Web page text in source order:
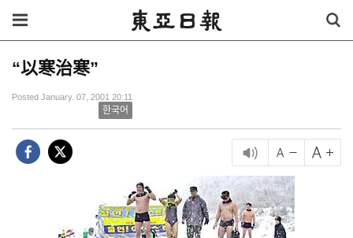
“以寒治寒”
Posted January. 07, 2001 20:11
한국어